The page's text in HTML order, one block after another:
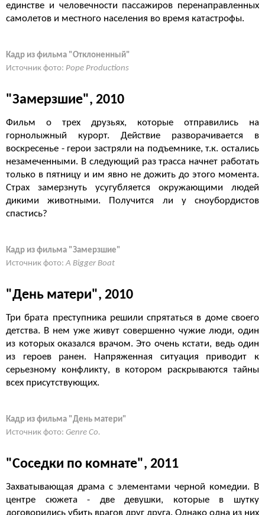
единстве и человечности пассажиров перенаправленных
самолетов и местного населения во время катастрофы.
Кадр из фильма "Отклоненный"
Источник фото: Pope Productions
"Замерзшие", 2010
Фильм о трех друзьях, которые отправились на
горнолыжный курорт. Действие разворачивается в
воскресенье - герои застряли на подъемнике, т.к. остались
незамеченными. В следующий раз трасса начнет работать
только в пятницу и им явно не дожить до этого момента.
Страх замерзнуть усугубляется окружающими людей
дикими животными. Получится ли у сноубордистов
спастись?
Кадр из фильма "Замерзшие"
Источник фото: A Bigger Boat
"День матери", 2010
Три брата преступника решили спрятаться в доме своего
детства. В нем уже живут совершенно чужие люди, один
из которых оказался врачом. Это очень кстати, ведь один
из героев ранен. Напряженная ситуация приводит к
серьезному конфликту, в котором раскрываются тайны
всех присутствующих.
Кадр из фильма "День матери"
Источник фото: Genre Co.
"Соседки по комнате", 2011
Захватывающая драма с элементами черной комедии. В
центре сюжета - две девушки, которые в шутку
договорились убить врагов друг друга. Однако одна из них